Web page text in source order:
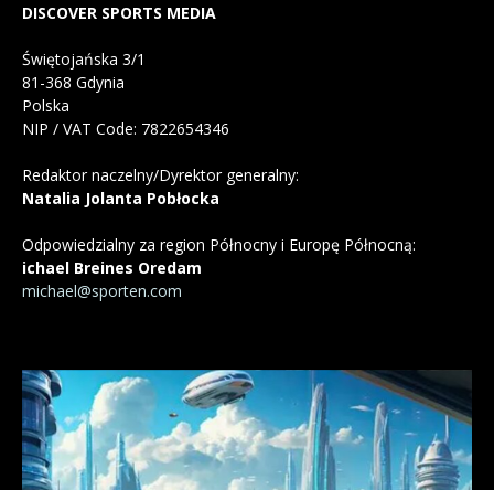
DISCOVER SPORTS MEDIA
Świętojańska 3/1
81-368 Gdynia
Polska
NIP / VAT Code: 7822654346
Redaktor naczelny/Dyrektor generalny:
Natalia Jolanta Pobłocka
Odpowiedzialny za region Północny i Europę Północną:
ichael Breines Oredam
michael@sporten.com